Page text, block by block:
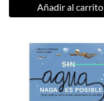
Añadir al carrito